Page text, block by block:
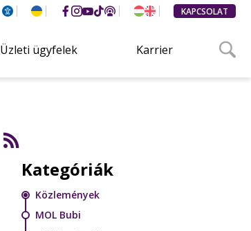
KAPCSOLAT
Üzleti ügyfelek Karrier
Kategóriák
Közlemények
MOL Bubi